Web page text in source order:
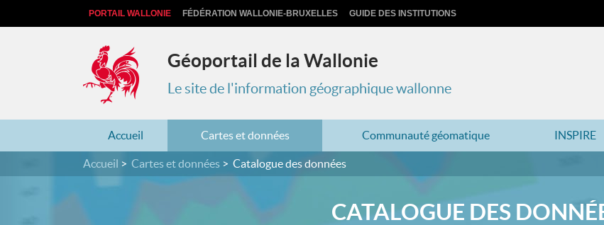
PORTAIL WALLONIE FÉDÉRATION WALLONIE-BRUXELLES GUIDE DES INSTITUTIONS
Géoportail de la Wallonie
Le site de l'information géographique wallonne
Accueil Cartes et données Communauté géomatique INSPIRE
Accueil Cartes et données Catalogue des données
CATALOGUE DES